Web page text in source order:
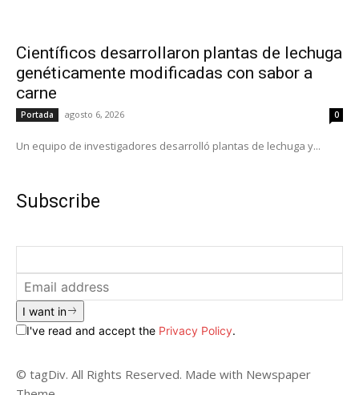
Científicos desarrollaron plantas de lechuga
genéticamente modificadas con sabor a
carne
Portada agosto 6, 2026 0
Un equipo de investigadores desarrolló plantas de lechuga y...
Subscribe
I want in
I've read and accept the Privacy Policy.
© tagDiv. All Rights Reserved. Made with Newspaper